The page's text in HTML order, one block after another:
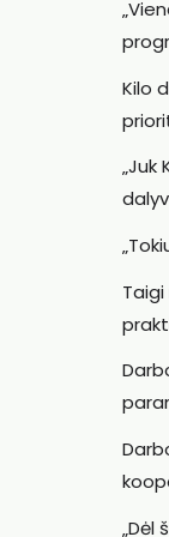
Kilo
„Juk
„Dėl